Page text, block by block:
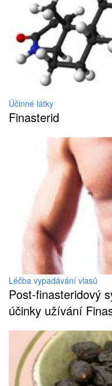
Účinné látky
Finasterid
Léčba vypadávání vlasů
Post-finasteridový
účinky užívání